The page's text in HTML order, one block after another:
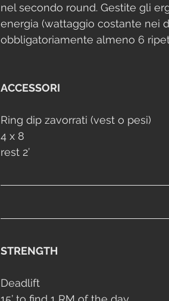
nel secondo round. Gestite gli
energia (wattaggio costante nei
obbligatoriamente almeno 6
ACCESSORI
Ring dip zavorrati (vest o pesi)
4 x 8
rest 2’
STRENGTH
Deadlift